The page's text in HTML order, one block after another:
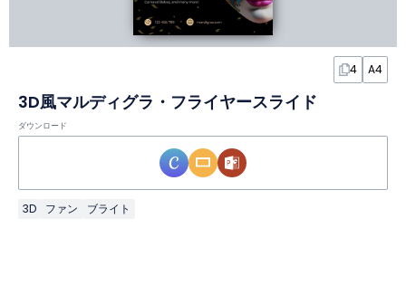
4 A4
3D風マルディグラ・フライヤースライド
ダウンロード
3D ファン ブライト